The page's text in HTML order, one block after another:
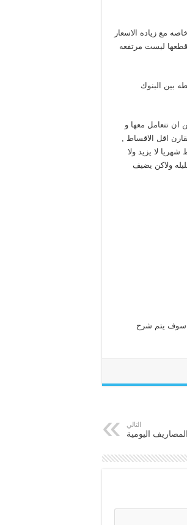
مع زياده الاسعار
ليست مرتفعه
بين البنوك
ان تتعامل معها و
اقل الاقساط ,
سوف ادفع لكم قسط شهريا لا يزيد ولا
ولاكن يضيف
سوف يتم شرح
التالي
اليومية